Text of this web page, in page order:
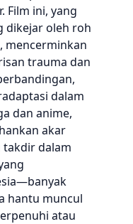
Film ini, yang
dikejar oleh roh
mencerminkan
trauma dan
dalam
dan anime,
akar
dalam
hantu muncul
atau